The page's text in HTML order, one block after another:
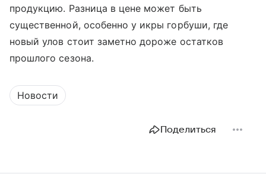
продукцию. Разница в цене может быть
существенной, особенно у икры горбуши, где
новый улов стоит заметно дороже остатков
прошлого сезона.
Новости
Поделиться